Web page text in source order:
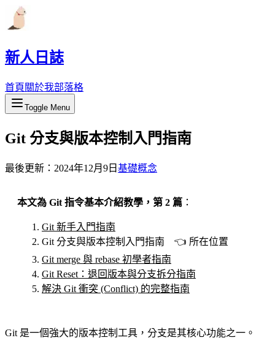
新人日誌
首頁 關於我部落格
Toggle Menu
Git 分支與版本控制入門指南
最後更新： 2024年12月9日 基礎概念
本文為 Git 指令基本介紹教學，第 2 篇 ：
Git 新手入門指南
Git 分支與版本控制入門指南 👈 所在位置
Git merge 與 rebase 初學者指南
Git Reset：退回版本與分支拆分指南
解決 Git 衝突 (Conflict) 的完整指南
Git 是一個強大的版本控制工具，分支是其核心功能之一。